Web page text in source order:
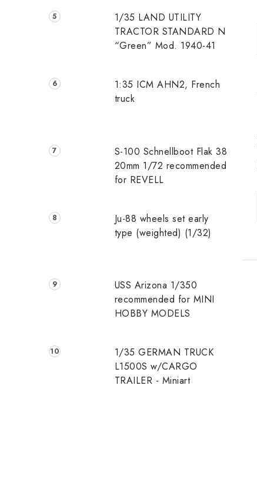
1/35 LAND UTILITY
TRACTOR STANDARD N
“Green” Mod. 1940-41
1:35 ICM AHN2, French
truck
S-100 Schnellboot Flak 38
20mm 1/72 recommended
for REVELL
Ju-88 wheels set early
type (weighted) (1/32)
USS Arizona 1/350
recommended for MINI
HOBBY MODELS
1/35 GERMAN TRUCK
L1500S w/CARGO
TRAILER - Miniart